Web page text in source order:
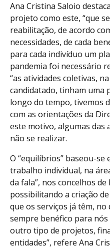
Ana Cristina Saloio
projeto como este, “que
reabilitação, de acordo
necessidades, de cada
para cada indivíduo um
pandemia foi necessário
“as atividades coletivas,
candidatado, tinham uma
longo do tempo, tivemos
com as orientações da
este motivo, algumas das
não se realizar.
O “equilíbrios” baseou-se
trabalho individual, na
da fala”, nos concelhos
possibilitando a criação
que os serviços já têm,
sempre benéfico para
outro tipo de projetos,
entidades”, refere Ana